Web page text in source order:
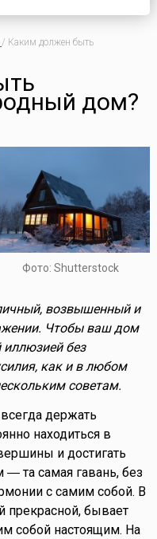
/ Каким должен быть
дом?
Фото: Shutterstock
возвышенный и
Чтобы ваш дом
иллюзией без
как и в любом
советам.
держать
находиться в
и достигать
та самая гавань, без
с самим собой. В
прекрасной, бывает
собой настоящим. На